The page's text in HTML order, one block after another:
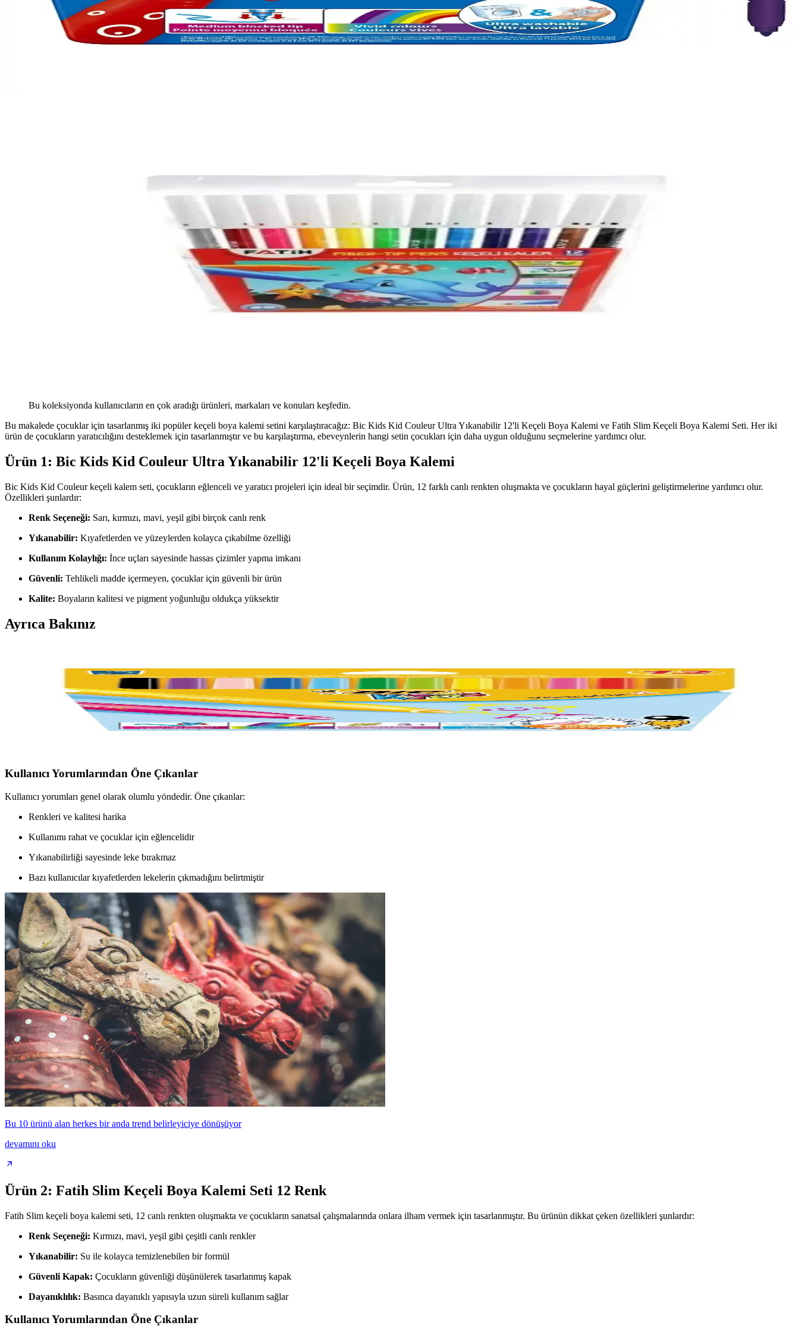
Bu koleksiyonda kullanıcıların en çok aradığı ürünleri, markaları ve konuları keşfedin.
Bu makalede çocuklar için tasarlanmış iki popüler keçeli boya kalemi setini karşılaştıracağız: Bic Kids Kid Couleur Ultra Yıkanabilir 12'li Keçeli Boya Kalemi ve Fatih Slim Keçeli Boya Kalemi Seti. Her iki
ürün de çocukların yaratıcılığını desteklemek için tasarlanmıştır ve bu karşılaştırma, ebeveynlerin hangi setin çocukları için daha uygun olduğunu seçmelerine yardımcı olur.
Ürün 1: Bic Kids Kid Couleur Ultra Yıkanabilir 12'li Keçeli Boya Kalemi
Bic Kids Kid Couleur keçeli kalem seti, çocukların eğlenceli ve yaratıcı projeleri için ideal bir seçimdir. Ürün, 12 farklı canlı renkten oluşmakta ve çocukların hayal güçlerini geliştirmelerine yardımcı olur.
Özellikleri şunlardır:
Renk Seçeneği: Sarı, kırmızı, mavi, yeşil gibi birçok canlı renk
Yıkanabilir: Kıyafetlerden ve yüzeylerden kolayca çıkabilme özelliği
Kullanım Kolaylığı: İnce uçları sayesinde hassas çizimler yapma imkanı
Güvenli: Tehlikeli madde içermeyen, çocuklar için güvenli bir ürün
Kalite: Boyaların kalitesi ve pigment yoğunluğu oldukça yüksektir
Ayrıca Bakınız
Bu karşılaştırmada, Bic Kids ve Fatih Slim keçeli boya kalemi setlerinin özellikleri, kullanıcı yorumları ve kullanım avantajları detaylı incelenerek en uygun seçenek belirleniyor.
Bic Visa ve Carioca Ecofamily Yıkanabilir Keçeli Boya Kalemi Karşılaştırması
İki popüler yıkanabilir keçeli boya kalemi markası Bic Visa ve Carioca Ecofamily'in özellikleri, kullanıcı yorumları ve karşılaştırmasıyla, ebeveynlere ve öğretmenlere en uygun seçimi yapma konusunda rehberlik
Kullanıcı Yorumlarından Öne Çıkanlar
Kullanıcı yorumları genel olarak olumlu yöndedir. Öne çıkanlar:
Renkleri ve kalitesi harika
Kullanımı rahat ve çocuklar için eğlencelidir
Yıkanabilirliği sayesinde leke bırakmaz
Bazı kullanıcılar kıyafetlerden lekelerin çıkmadığını belirtmiştir
Bu 10 ürünü alan herkes bir anda trend belirleyiciye dönüşüyor
devamını oku
Ürün 2: Fatih Slim Keçeli Boya Kalemi Seti 12 Renk
Fatih Slim keçeli boya kalemi seti, 12 canlı renkten oluşmakta ve çocukların sanatsal çalışmalarında onlara ilham vermek için tasarlanmıştır. Bu ürünün dikkat çeken özellikleri şunlardır:
Renk Seçeneği: Kırmızı, mavi, yeşil gibi çeşitli canlı renkler
Yıkanabilir: Su ile kolayca temizlenebilen bir formül
Güvenli Kapak: Çocukların güvenliği düşünülerek tasarlanmış kapak
Dayanıklılık: Basınca dayanıklı yapısıyla uzun süreli kullanım sağlar
Kullanıcı Yorumlarından Öne Çıkanlar